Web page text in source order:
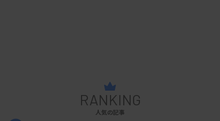
RANKING
人気の記事